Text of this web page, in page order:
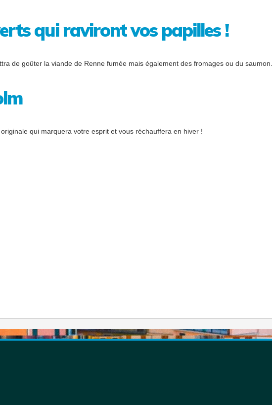
qui raviront vos papilles !
de goûter la viande de Renne fumée mais également des fromages ou du saumon.
qui marquera votre esprit et vous réchauffera en hiver !